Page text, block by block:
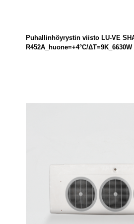
Puhallinhöyrystin viisto LU-VE
R452A_huone=+4°C/ΔT=9K_6630W